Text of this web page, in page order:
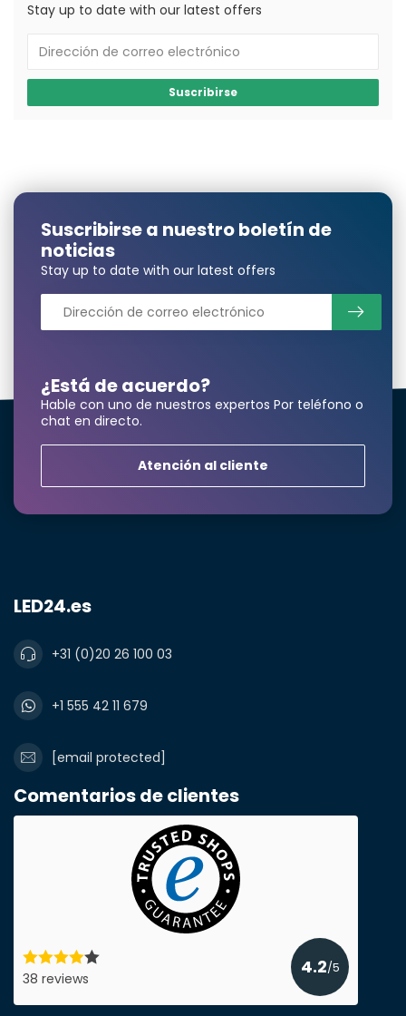
Stay up to date with our latest offers
Suscribirse
¿Está de acuerdo?
Hable con uno de nuestros expertos Por teléfono o
chat en directo.
Atención al cliente
Suscribirse a nuestro boletín de
noticias
Stay up to date with our latest offers
LED24.es
+31 (0)20 26 100 03
+1 555 42 11 679
[email protected]
Comentarios de clientes
38 reviews
4.2/5